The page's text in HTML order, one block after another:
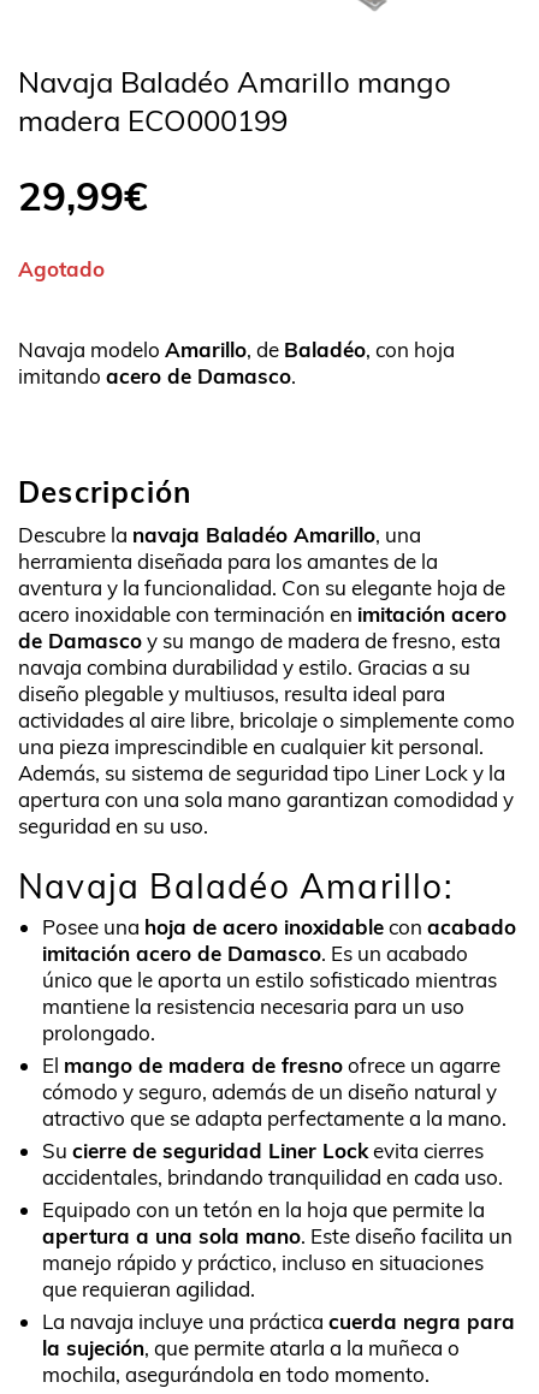
Navaja Baladéo Amarillo mango
madera ECO000199
29,99€
Agotado
Navaja modelo Amarillo, de Baladéo, con hoja
imitando acero de Damasco.
Descripción
Descubre la navaja Baladéo Amarillo, una
herramienta diseñada para los amantes de la
aventura y la funcionalidad. Con su elegante hoja de
acero inoxidable con terminación en imitación acero
de Damascoy su mango de madera de fresno, esta
navaja combina durabilidad y estilo. Gracias a su
diseño plegable y multiusos, resulta ideal para
actividades al aire libre, bricolaje o simplemente como
una pieza imprescindible en cualquier kit personal.
Además, su sistema de seguridad tipo Liner Lock y la
apertura con una sola mano garantizan comodidad y
seguridad en su uso.
Navaja Baladéo Amarillo:
Posee una hoja de acero inoxidablecon acabado
imitación acero de Damasco. Es un acabado
único que le aporta un estilo sofisticado mientras
mantiene la resistencia necesaria para un uso
prolongado.
El mango de madera de fresnoofrece un agarre
cómodo y seguro, además de un diseño natural y
atractivo que se adapta perfectamente a la mano.
Su cierre de seguridad Liner Lockevita cierres
accidentales, brindando tranquilidad en cada uso.
Equipado con un tetón en la hoja que permite la
apertura a una sola mano. Este diseño facilita un
manejo rápido y práctico, incluso en situaciones
que requieran agilidad.
La navaja incluye una práctica cuerda negra para
la sujeción, que permite atarla a la muñeca o
mochila, asegurándola en todo momento.